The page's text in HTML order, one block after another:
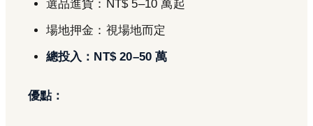
選品進貨：NT$ 5–10 萬起
場地押金：視場地而定
總投入：NT$ 20–50 萬
優點：